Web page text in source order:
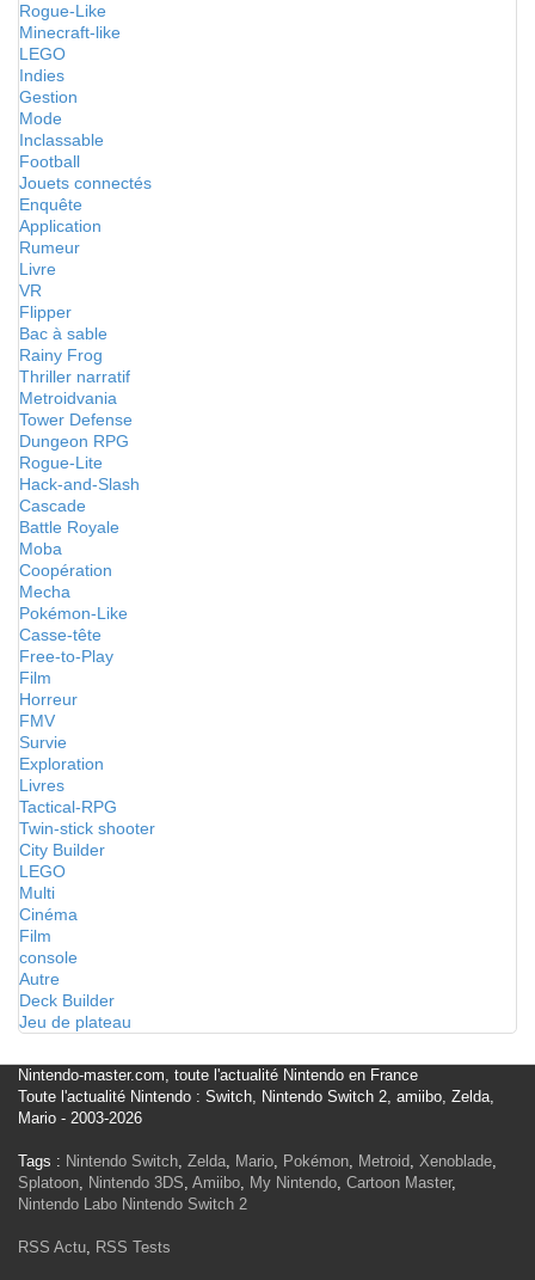
Rogue-Like
Minecraft-like
LEGO
Indies
Gestion
Mode
Inclassable
Football
Jouets connectés
Enquête
Application
Rumeur
Livre
VR
Flipper
Bac à sable
Rainy Frog
Thriller narratif
Metroidvania
Tower Defense
Dungeon RPG
Rogue-Lite
Hack-and-Slash
Cascade
Battle Royale
Moba
Coopération
Mecha
Pokémon-Like
Casse-tête
Free-to-Play
Film
Horreur
FMV
Survie
Exploration
Livres
Tactical-RPG
Twin-stick shooter
City Builder
LEGO
Multi
Cinéma
Film
console
Autre
Deck Builder
Jeu de plateau
Nintendo-master.com, toute l'actualité Nintendo en France
Toute l'actualité Nintendo : Switch, Nintendo Switch 2, amiibo, Zelda,
Mario - 2003-2026
Tags : Nintendo Switch, Zelda, Mario, Pokémon, Metroid, Xenoblade,
Splatoon, Nintendo 3DS, Amiibo, My Nintendo, Cartoon Master,
Nintendo Labo Nintendo Switch 2
RSS Actu, RSS Tests